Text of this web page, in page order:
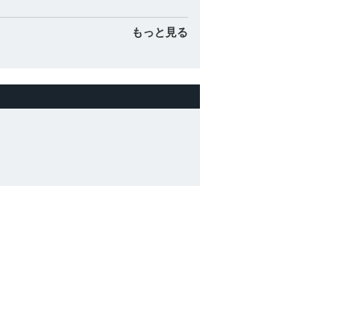
もっと見る